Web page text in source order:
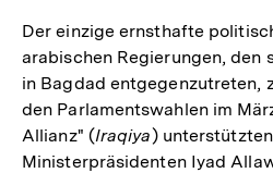
Der einzige ernsthafte
arabischen Regierungen, den
in Bagdad entgegenzutreten,
den Parlamentswahlen im
Allianz" (Iraqiya)
Ministerpräsidenten Iyad